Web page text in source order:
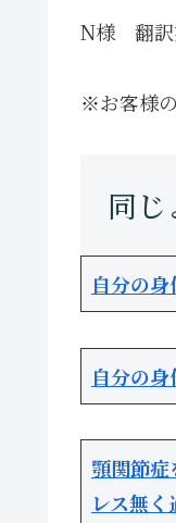
N様 翻訳
※お客様
自分の
自分の
顎関節
レス無